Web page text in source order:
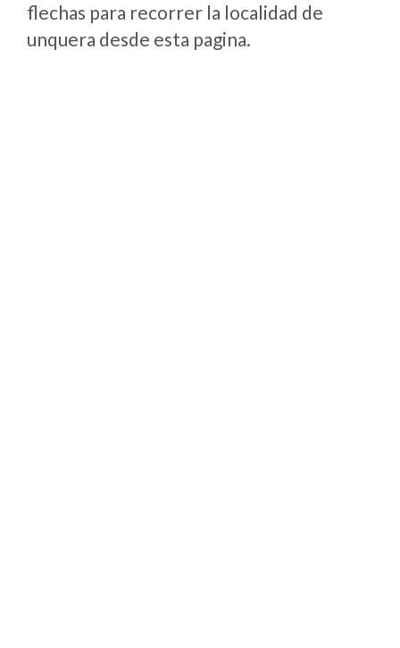
flechas para recorrer la localidad de
unquera desde esta pagina.